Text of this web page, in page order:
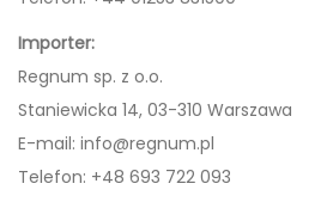
ó
r
k
ą
6
Importer:
Regnum sp. z o.o.
Staniewicka 14, 03-310 Warszawa
E-mail: info@regnum.pl
Telefon: +48 693 722 093